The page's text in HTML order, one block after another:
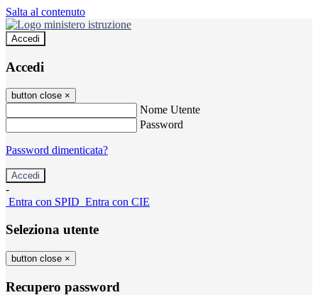
Salta al contenuto
Accedi
Accedi
button close ×
Nome Utente
Password
Password dimenticata?
-
Entra con SPID Entra con CIE
Seleziona utente
button close ×
Recupero password